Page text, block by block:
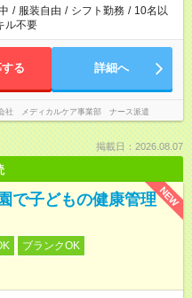
/ 服装自由 / シフト勤務 / 10名以
ル不要
る 詳細へ
社 メディカルケア事業部 ナース派遣
掲載日：2026.08.07
NEW
で子どもの健康管理
ブランクOK